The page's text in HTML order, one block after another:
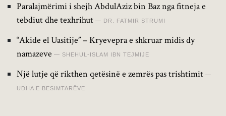
Paralajmërimi i shejh AbdulAziz bin Baz nga fitneja e
tebdiut dhe texhrihut
DR. FATMIR STRUMI
“Akide el Uasitije” – Kryevepra e shkruar midis dy
namazeve
SHEHUL-ISLAM IBN TEJMIJE
Një lutje që rikthen qetësinë e zemrës pas trishtimit
UDHA E BESIMTARËVE